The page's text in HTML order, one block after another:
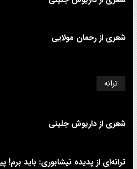
شعری از رحمان مولایی
ترانه
شعری از داریوش جلینی
ترانه‌ای از پدیده نیشابوری: باید